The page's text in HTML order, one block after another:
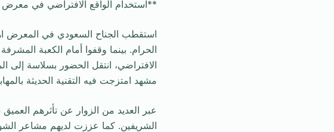
**استخدام الواقع الافتراضي في
استقطب الجناح السعودي في المعرض
الحرام. بينما وقفوا أمام الكعبة
الافتراضي، انتقل الحضور بسلاسة إلى
مشهد امتزجت فيه التقنية الحديثة
عبر العديد من الزوار عن تأثرهم
الشريفين. كما عززت لديهم مشاعر الشوق